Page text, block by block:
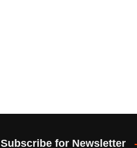
Subscribe for Newsletter